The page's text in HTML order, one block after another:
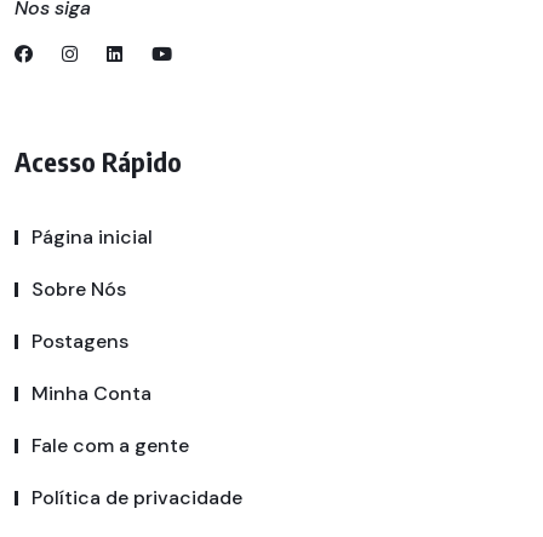
Nos siga
Acesso Rápido
Página inicial
Sobre Nós
Postagens
Minha Conta
Fale com a gente
Política de privacidade